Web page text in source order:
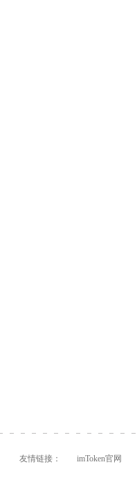
友情链接： imToken官网